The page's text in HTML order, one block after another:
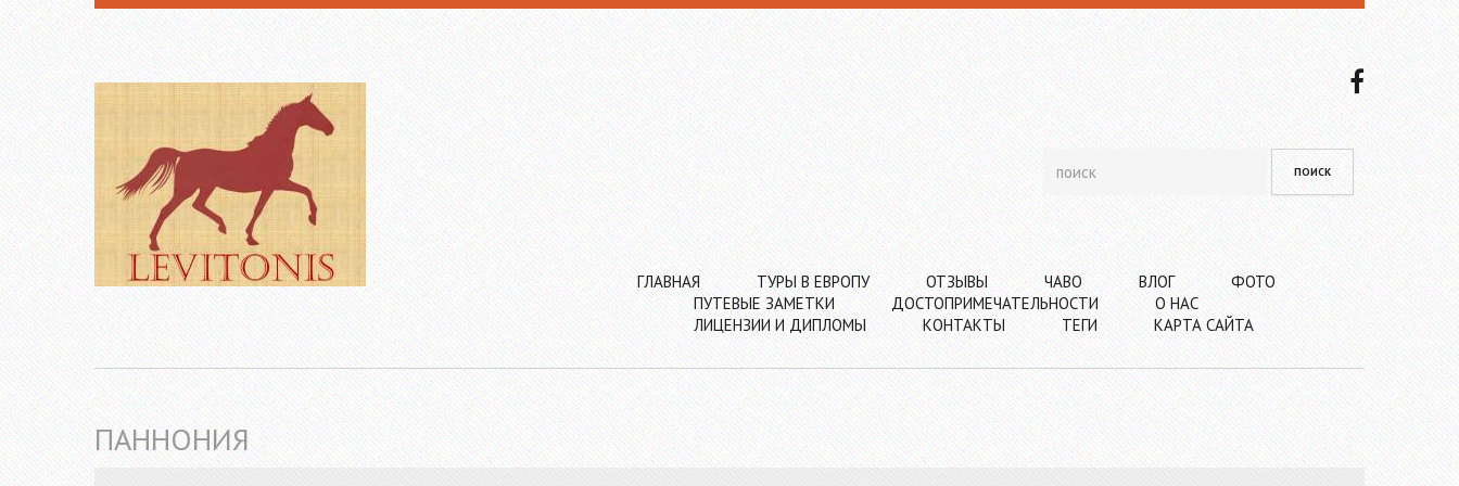
ГЛАВНАЯ ТУРЫ В ЕВРОПУ ОТЗЫВЫ ЧАВО ВЛОГ
ФОТО
ПУТЕВЫЕ ЗАМЕТКИ
ДОСТОПРИМЕЧАТЕЛЬНОСТИ
О НАС
ЛИЦЕНЗИИ И ДИПЛОМЫ
КОНТАКТЫ ТЕГИ КАРТА САЙТА
ПАННОНИЯ